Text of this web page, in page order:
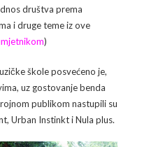
društva prema
i druge teme iz ove
)
škole posvećeno je,
uz gostovanje benda
publikom nastupili su
Urban Instinkt i Nula plus.